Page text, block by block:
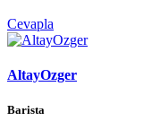
Cevapla
AltayOzger
Barista